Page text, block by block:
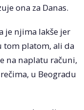
ona za Danas.
je njima lakše jer
tom platom, ali da
na naplatu računi,
u Beogradu